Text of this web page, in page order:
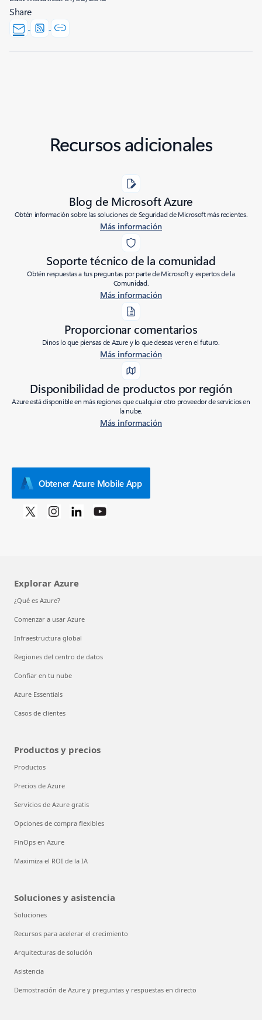
Share
Recursos adicionales
Blog de Microsoft Azure
Obtén información sobre las soluciones de Seguridad de Microsoft más recientes.
Más información
Soporte técnico de la comunidad
Obtén respuestas a tus preguntas por parte de Microsoft y expertos de la
Comunidad.
Más información
Proporcionar comentarios
Dinos lo que piensas de Azure y lo que deseas ver en el futuro.
Más información
Disponibilidad de productos por región
Azure está disponible en más regiones que cualquier otro proveedor de servicios en
la nube.
Más información
Obtener Azure Mobile App
Explorar Azure
¿Qué es Azure?
Comenzar a usar Azure
Infraestructura global
Regiones del centro de datos
Confiar en tu nube
Azure Essentials
Casos de clientes
Productos y precios
Productos
Precios de Azure
Servicios de Azure gratis
Opciones de compra flexibles
FinOps en Azure
Maximiza el ROI de la IA
Soluciones y asistencia
Soluciones
Recursos para acelerar el crecimiento
Arquitecturas de solución
Asistencia
Demostración de Azure y preguntas y respuestas en directo